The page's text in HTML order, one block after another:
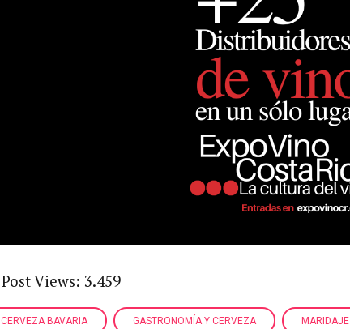
Post Views: 3.459
CERVEZA BAVARIA GASTRONOMÍA Y CERVEZA MARIDAJE